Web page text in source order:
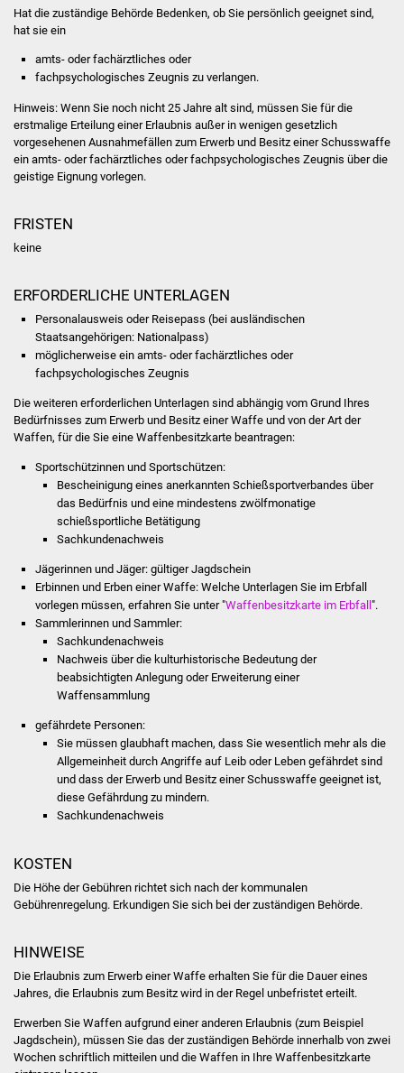
Vereine und Parteien
Beirat Süßener Vereine
Sportanlagen
Route der
Industriekultur
Senioren
Sommerwochen für
Pflegeheim
Familientreff
Schülerferienprogramm
Migration und Integration
Wohnimmobilien +
Baugrundstücke
Wirtschaft
Hat die zuständige Behörde Bedenken, ob Sie persönlich geeignet sind,
hat sie ein
amts- oder fachärztliches oder
fachpsychologisches Zeugnis zu verlangen.
Hinweis:Wenn Sie noch nicht 25 Jahre alt sind, müssen Sie für die
erstmalige Erteilung einer Erlaubnis außer in wenigen gesetzlich
vorgesehenen Ausnahmefällen zum Erwerb und Besitz einerSchusswaffe
ein amts- oder fachärztliches oder fachpsychologisches Zeugnis über die
geistige Eignung vorlegen.
FRISTEN
keine
ERFORDERLICHE UNTERLAGEN
Personalausweis oder Reisepass (bei ausländischen
Staatsangehörigen: Nationalpass)
möglicherweise ein amts- oder fachärztliches oder
fachpsychologisches Zeugnis
Die weiteren erforderlichen Unterlagen sind abhängig vom Grund Ihres
Bedürfnisses zum Erwerb und Besitz einer Waffe und von der Art der
Waffen, für die Sie eine Waffenbesitzkarte beantragen:
Sportschützinnen und Sportschützen:
Bescheinigung eines anerkannten Schießsportverbandes über
das Bedürfnis und eine mindestens zwölfmonatige
schießsportliche Betätigung
Sachkundenachweis
Jägerinnen und Jäger: gültiger Jagdschein
Erbinnen und Erben einer Waffe: Welche Unterlagen Sie im Erbfall
vorlegen müssen, erfahren Sie unter "Waffenbesitzkarte im Erbfall ".
Sammlerinnen und Sammler:
Sachkundenachweis
Nachweis über die kulturhistorische Bedeutung der
beabsichtigten Anlegung oder Erweiterung einer
Waffensammlung
gefährdete Personen:
Sie müssen glaubhaft machen, dass Sie wesentlich mehr als die
Allgemeinheit durch Angriffe auf Leib oder Leben gefährdet sind
und dass der Erwerb und Besitz einer Schusswaffe geeignet ist,
diese Gefährdung zu mindern.
Sachkundenachweis
KOSTEN
Die Höhe der Gebühren richtet sich nach der kommunalen
Gebührenregelung. Erkundigen Sie sich bei der zuständigen Behörde.
HINWEISE
Die Erlaubnis zum Erwerb einer Waffe erhalten Sie für die Dauer eines
Jahres, die Erlaubnis zum Besitz wird in der Regel unbefristet erteilt.
Erwerben Sie Waffen aufgrund einer anderen Erlaubnis (zum Beispiel
Jagdschein), müssen Sie das der zuständigen Behörde innerhalb von zwei
Wochen schriftlich mitteilen und die Waffen in Ihre Waffenbesitzkarte